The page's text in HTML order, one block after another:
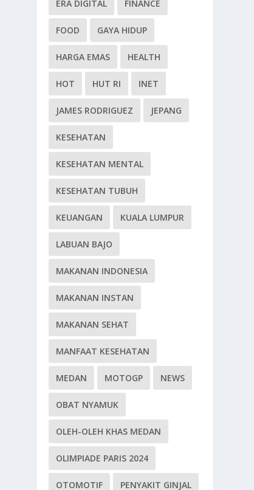
ERA DIGITAL FINANCE
FOOD GAYA HIDUP
HARGA EMAS HEALTH
HOT HUT RI INET
JAMES RODRIGUEZ JEPANG
KESEHATAN
KESEHATAN MENTAL
KESEHATAN TUBUH
KEUANGAN KUALA LUMPUR
LABUAN BAJO
MAKANAN INDONESIA
MAKANAN INSTAN
MAKANAN SEHAT
MANFAAT KESEHATAN
MEDAN MOTOGP NEWS
OBAT NYAMUK
OLEH-OLEH KHAS MEDAN
OLIMPIADE PARIS 2024
OTOMOTIF PENYAKIT GINJAL